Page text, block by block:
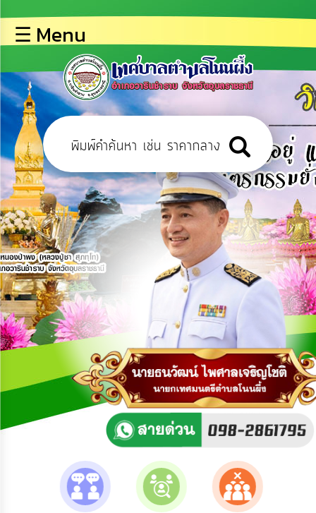
หลัก
ข้อมูล
พื้น
ฐาน
บุคลากร
ข่าว
ประชาสัมพันธ์
การ
เปิด
เผย
ข้อมูล
สาธารณะ
OIT
การ
ปฏิสัมพันธ์
ความ
ยุทธศาสตร์/
☰ Menu